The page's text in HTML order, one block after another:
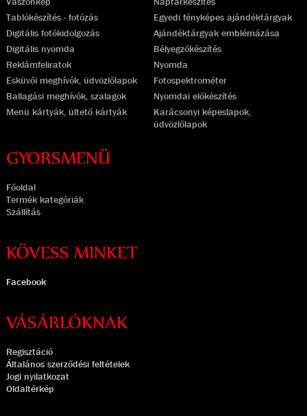
Tablókészítés - fotózás
Egyedi fényképes ajándéktárgyak
Digitális fotókidolgozás
Ajándéktárgyak emblémázása
Digitális nyomda
Bélyegzőkészítés
Reklámfeliratok
Nyomda
Esküvői meghívók, üdvözlőlapok
Fotospektrométer
Ballagási meghívók, szalagok
Nyomdai előkészítés
Menü kártyák, ültető kártyák
Karácsonyi képeslapok,
üdvözlőlapok
GYORSMENÜ
Főoldal
Termék kategóriák
Szállítás
KÖVESS MINKET
Facebook
VÁSÁRLÓKNAK
Regisztáció
Általános szerződési feltételek
Jogi nyilatkozat
Oldaltérkép